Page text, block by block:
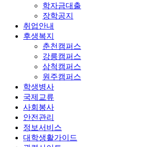
학자금대출
장학공지
취업안내
후생복지
춘천캠퍼스
강릉캠퍼스
삼척캠퍼스
원주캠퍼스
학생병사
국제교류
사회봉사
안전관리
정보서비스
대학생활가이드